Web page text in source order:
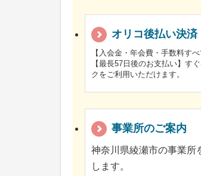
オリコ後払い決済
【入会金・年会費・手数料すべ
【最長57日後のお支払い】す
クをご利用いただけます。
事業所のご案内
神奈川県綾瀬市の事業所
します。